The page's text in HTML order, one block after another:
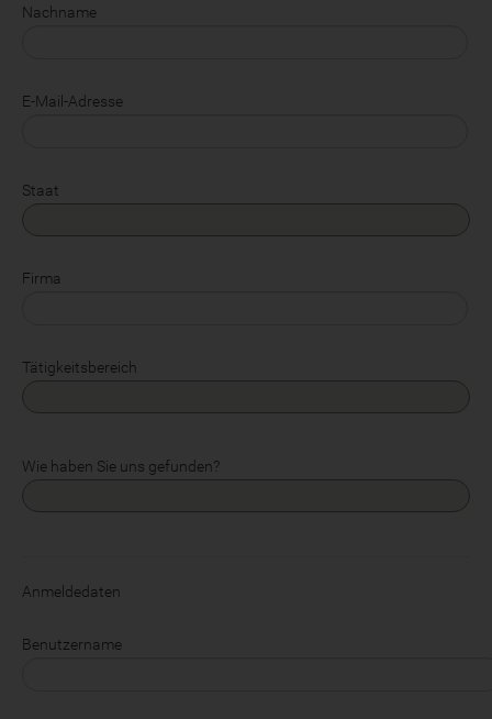
Nachname
E-Mail-Adresse
Staat
Firma
Tätigkeitsbereich
Wie haben Sie uns gefunden?
Anmeldedaten
Benutzername